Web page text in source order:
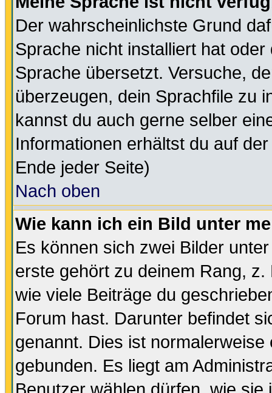
Der wahrscheinlichste Grund
Sprache nicht installiert hat
Sprache übersetzt. Versuche,
überzeugen, dein Sprachfile zu
kannst du auch gerne selber
Informationen erhältst du auf
Ende jeder Seite)
Nach oben
Wie kann ich ein Bild unter
Es können sich zwei Bilder
erste gehört zu deinem Rang,
wie viele Beiträge du
Forum hast. Darunter befindet
genannt. Dies ist
gebunden. Es liegt am